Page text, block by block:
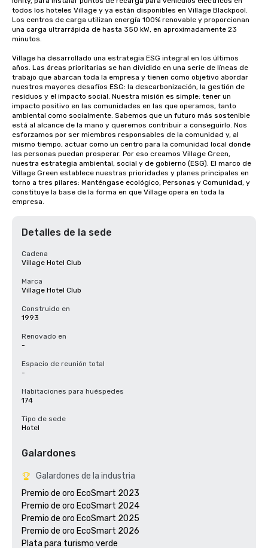
todos los hoteles Village y ya están disponibles en Village Blackpool.
Los centros de carga utilizan energía 100% renovable y proporcionan
una carga ultrarrápida de hasta 350 kW, en aproximadamente 23
minutos.
Village ha desarrollado una estrategia ESG integral en los últimos
años. Las áreas prioritarias se han dividido en una serie de líneas de
trabajo que abarcan toda la empresa y tienen como objetivo abordar
nuestros mayores desafíos ESG: la descarbonización, la gestión de
residuos y el impacto social. Nuestra misión es simple: tener un
impacto positivo en las comunidades en las que operamos, tanto
ambiental como socialmente. Sabemos que un futuro más sostenible
está al alcance de la mano y queremos contribuir a conseguirlo. Nos
esforzamos por ser miembros responsables de la comunidad y, al
mismo tiempo, actuar como un centro para la comunidad local donde
las personas puedan prosperar. Por eso creamos Village Green,
nuestra estrategia ambiental, social y de gobierno (ESG). El marco de
Village Green establece nuestras prioridades y planes principales en
torno a tres pilares: Manténgase ecológico, Personas y Comunidad, y
constituye la base de la forma en que Village opera en toda la
empresa.
Detalles de la sede
Cadena
Village Hotel Club
Marca
Village Hotel Club
Construido en
1993
Renovado en
-
Espacio de reunión total
-
Habitaciones para huéspedes
174
Tipo de sede
Hotel
Galardones
Galardones de la industria
Premio de oro EcoSmart 2023
Premio de oro EcoSmart 2024
Premio de oro EcoSmart 2025
Premio de oro EcoSmart 2026